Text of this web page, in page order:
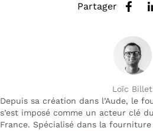
Partager
Loïc Billet
Depuis sa création dans l’Aude, le
s’est imposé comme un acteur clé
France. Spécialisé dans la